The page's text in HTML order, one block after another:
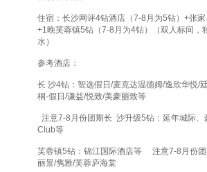
住宿：长沙网评4钻酒店（7-8月为5钻）+张
+1晚芙蓉镇5钻（7-8月为4钻）（双人标间，
水）
参考酒店：
长 沙4钻：智选假日/麦克达温德姆/逸欣华悦/
桐·假日/谦益/悦致/美豪丽致等
注意7-8月份团期长 沙升级5钻：延年城际
Club等
芙蓉镇5钻：锦江国际酒店等 注意7-8月份团
丽景/隽雅/芙蓉庐海棠